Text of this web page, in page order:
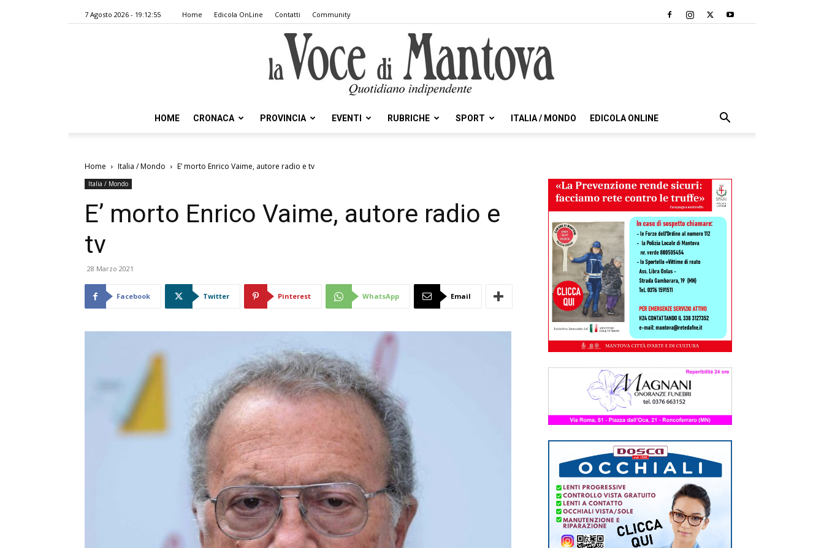
7 Agosto 2026 - 19:12:55 Home Edicola OnLine Contatti Community
Voce
HOME CRONACA PROVINCIA EVENTI RUBRICHE SPORT ITALIA / MONDO EDICOLA ONLINE
Home Italia / Mondo E’ morto Enrico Vaime, autore radio e tv
Italia / Mondo
E’ morto Enrico Vaime, autore radio e
tv
28 Marzo 2021
Facebook Twitter Pinterest WhatsApp Email